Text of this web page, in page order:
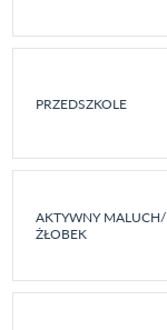
PRZEDSZKOLE
AKTYWNY MALUCH/
ŻŁOBEK